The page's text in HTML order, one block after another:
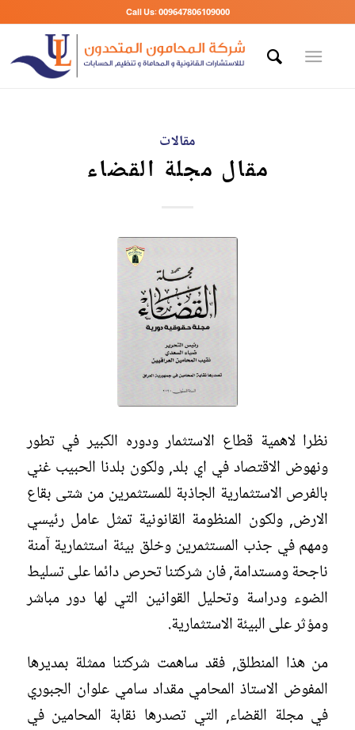
Call Us: 009647806109000
مقالات
مقال مجلة القضاء
نظرا لاهمية قطاع الاستثمار ودوره الكبير في تطور
ونهوض الاقتصاد في اي بلد, ولكون بلدنا الحبيب غني
بالفرص الاستثمارية الجاذبة للمستثمرين من شتى بقاع
الارض, ولكون المنظومة القانونية تمثل عامل رئيسي
ومهم في جذب المستثمرين وخلق بيئة استثمارية آمنة
ناجحة ومستدامة, فان شركتنا تحرص دائما على تسليط
الضوء ودراسة وتحليل القوانين التي لها دور مباشر
ومؤثر على البيئة الاستثمارية.
من هذا المنطلق, فقد ساهمت شركتنا ممثلة بمديرها
المفوض الاستاذ المحامي مقداد سامي علوان الجبوري
في مجلة القضاء, التي تصدرها نقابة المحامين في